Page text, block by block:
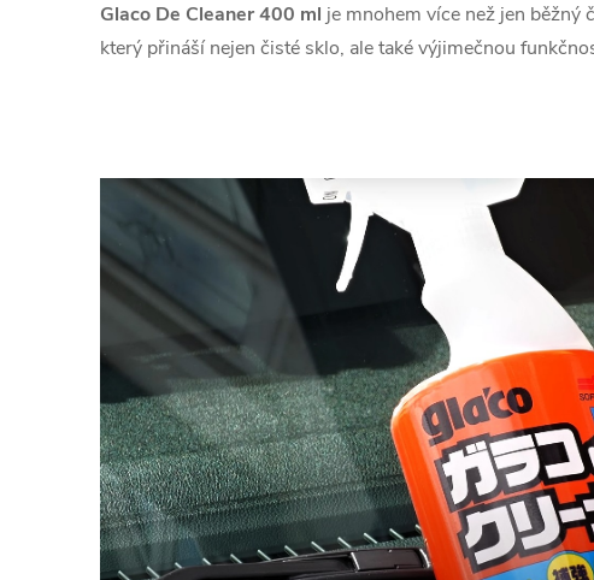
Glaco De Cleaner 400 ml je mnohem více než jen běžný
který přináší nejen čisté sklo, ale také výjimečnou